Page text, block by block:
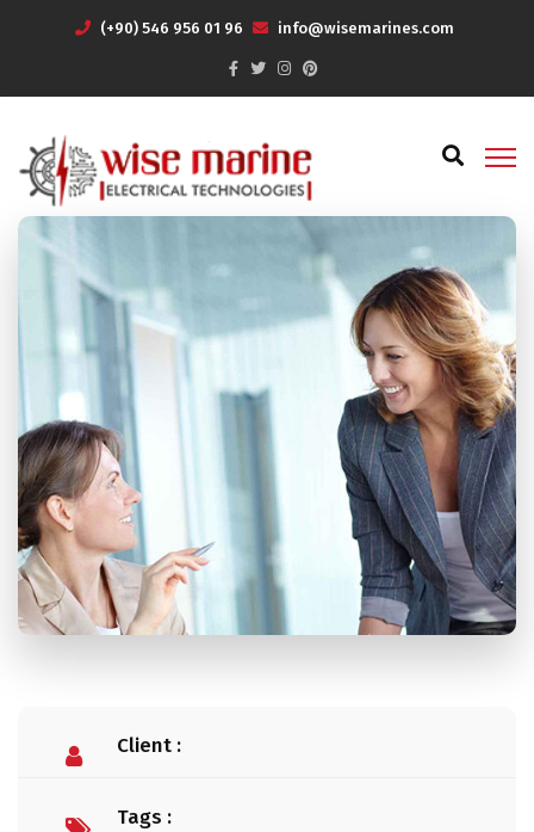
(+90) 546 956 01 96 info@wisemarines.com
Client :
Tags :